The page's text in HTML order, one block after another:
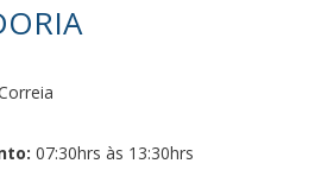
07:30hrs às 13:30hrs